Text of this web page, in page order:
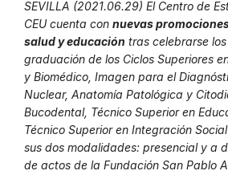
SEVILLA (2021.06.29) El Centro de
CEU cuenta con nuevas
salud y educación tras celebrarse
graduación de los Ciclos Superiores
y Biomédico, Imagen para el
Nuclear, Anatomía Patológica y
Bucodental, Técnico Superior en
Técnico Superior en Integración
sus dos modalidades: presencial y a
de actos de la Fundación San Pablo